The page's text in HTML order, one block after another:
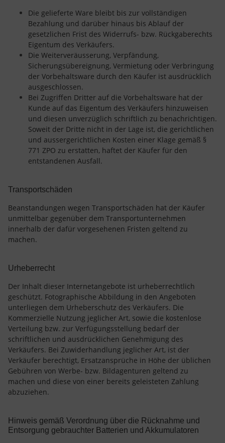
Die gelieferte Ware bleibt bis zur vollständigen
Bezahlung und darüber hinaus bis Ablauf der
gesetzlichen Frist des Widerrufs- bzw. Rückgaberechts
Eigentum des Verkäufers.
Die Weiterveräusserung, Verpfändung,
Sicherungsübereignung, Vermietung oder Verbringung
der Vorbehaltsware durch den Käufer ist ausdrücklich
ausgeschlossen.
Bei Zugriffen Dritter auf die Vorbehaltsware hat der
Kunde auf das Eigentum des Verkäufers hinzuweisen
und diesen unverzüglich schriftlich zu benachrichtigen.
Soweit der Dritte nicht in der Lage ist, die gerichtlichen
und aussergerichtlichen Kosten einer Klage gemäß §
771 ZPO zu erstatten, haftet der Käufer für den
entstandenen Ausfall.
Transportschäden
Beanstandungen wegen Transportschäden hat der Käufer
unmittelbar gegenüber dem Transportunternehmen
innerhalb der dafür vorgesehenen Fristen geltend zu
machen.
Urheberrecht
Der Inhalt dieser Internetangebote ist urheberrechtlich
geschützt. Fotographische Abbildung in den Angeboten
unterliegen dem Urheberschutz des Verkäufers. Die
Kommerzielle Nutzung jeglicher Art, sowie die kostenlose
Verteilung bzw. zur Verfügungsstellung bedarf der
schriftlichen und ausdrücklichen Genehmigung des
Verkäufers. Bei Zuwiderhandlung jeglicher Art, ist der
Verkäufer berechtigt, Ersatzansprüche in Höhe der üblichen
Gebühren von Werbe- bzw. Bildagenturen geltend zu
machen und diese von einer bereits geleisteten Zahlung
abzuziehen.
Hinweis gemäß Verordnung über die Rücknahme und
Entsorgung gebrauchter Batterien und Akkumulatoren